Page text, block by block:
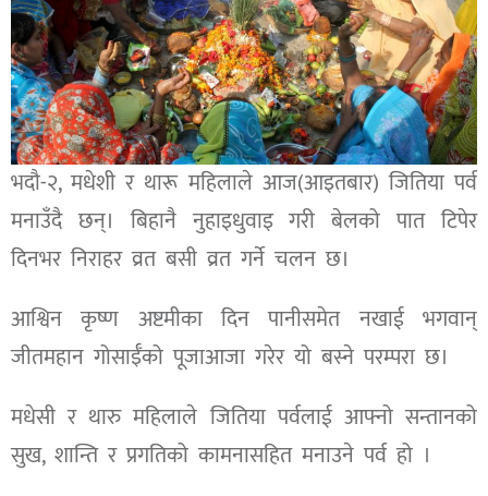
भदौ-२, मधेशी र थारू महिलाले आज(आइतबार) जितिया पर्व
मनाउँदै छन्। बिहानै नुहाइधुवाइ गरी बेलको पात टिपेर
दिनभर निराहर व्रत बसी व्रत गर्ने चलन छ।
आश्विन कृष्ण अष्टमीका दिन पानीसमेत नखाई भगवान्
जीतमहान गोसाईँको पूजाआजा गरेर यो बस्ने परम्परा छ।
मधेसी र थारु महिलाले जितिया पर्वलाई आफ्नो सन्तानको
सुख, शान्ति र प्रगतिको कामनासहित मनाउने पर्व हो ।